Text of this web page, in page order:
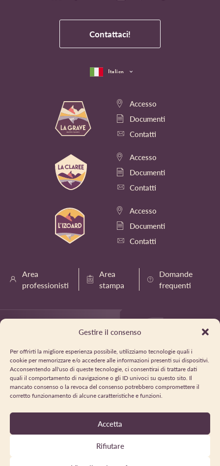
Gestire il consenso
Per offrirti la migliore esperienza possibile, utilizziamo tecnologie quali i
cookie per memorizzare e/o accedere alle informazioni presenti sui dispositivi.
Acconsentendo all'uso di queste tecnologie, ci consentirai di trattare dati
quali il comportamento di navigazione o gli ID univoci su questo sito. Il
mancato consenso o la revoca del consenso potrebbero compromettere il
corretto funzionamento di alcune caratteristiche e funzioni.
Accetta
Rifiutare
Contattaci!
Accesso
Documenti
Contatti
Accesso
Documenti
Contatti
Accesso
Documenti
Contatti
Area
professionisti
Area
stampa
Domande
frequenti
Italien